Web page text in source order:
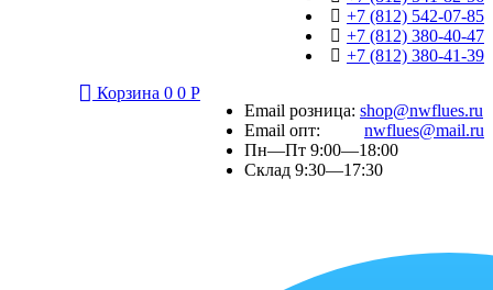
+7 (812) 542-07-85
+7 (812) 380-40-47
+7 (812) 380-41-39
Email розница: shop@nwflues.ru
Email опт: nwflues@mail.ru
Пн—Пт 9:00—18:00
Склад 9:30—17:30
Корзина 0 0 Р